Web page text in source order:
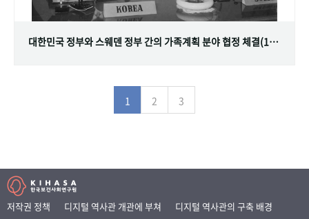
대한민국 정부와 스웨덴 정부 간의 가족계획 분야 협정 체결(1968.07.12)
1 2 3
저작권 정책 디지털 역사관 개관에 부쳐
디지털 역사관의 구축 배경